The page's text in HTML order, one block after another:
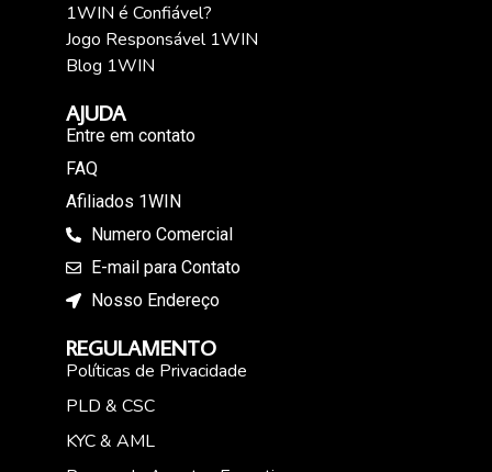
1WIN é Confiável?
Jogo Responsável 1WIN
Blog 1WIN
AJUDA
Entre em contato
FAQ
Afiliados 1WIN
Numero Comercial
E-mail para Contato
Nosso Endereço
REGULAMENTO
Políticas de Privacidade
PLD & CSC
KYC & AML